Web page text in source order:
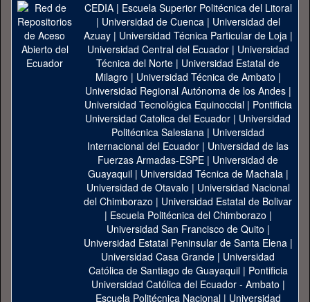
CEDIA| Escuela Superior Politécnica del Litoral
| Universidad de Cuenca| Universidad del
Azuay| Universidad Técnica Particular de Loja|
Universidad Central del Ecuador| Universidad
Técnica del Norte | Universidad Estatal de
Milagro | Universidad Técnica de Ambato |
Universidad Regional Autónoma de los Andes|
Universidad Tecnológica Equinoccial| Pontificia
Universidad Catolica del Ecuador | Universidad
Politécnica Salesiana | Universidad
Internacional del Ecuador | Universidad de las
Fuerzas Armadas-ESPE | Universidad de
Guayaquil| Universidad Técnica de Machala|
Universidad de Otavalo | Universidad Nacional
del Chimborazo | Universidad Estatal de Bolivar
| Escuela Politécnica del Chimborazo |
Universidad San Francisco de Quito |
Universidad Estatal Peninsular de Santa Elena|
Universidad Casa Grande | Universidad
Católica de Santiago de Guayaquil| Pontificia
Universidad Católica del Ecuador - Ambato |
Escuela Politécnica Nacional| Universidad